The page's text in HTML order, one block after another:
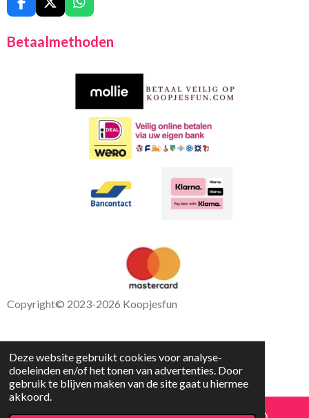
Deze website gebruikt cookies voor analyse-
doeleinden en/of het tonen van advertenties. Door
gebruik te blijven maken van de site gaat u hiermee
akkoord.
F
a
c
e
X
W
h
t
A
Betaalmethoden
Copyright© 2023-2026 Koopjesfun